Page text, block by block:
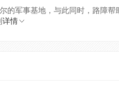
的军事基地，与此同时，路障
详情